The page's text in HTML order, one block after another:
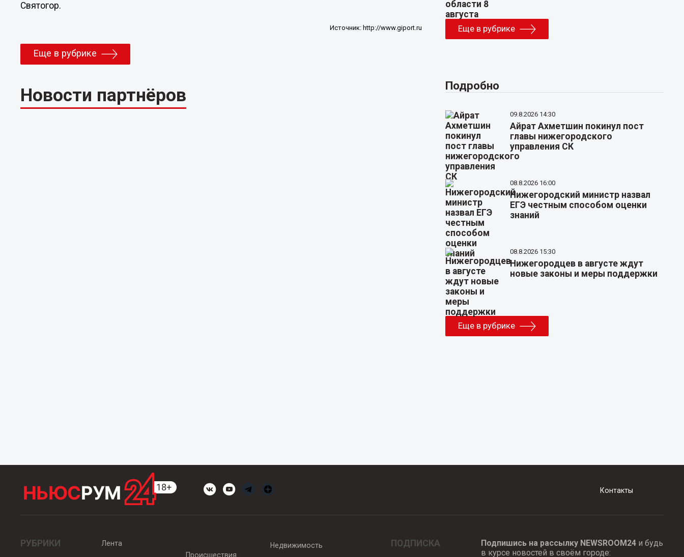
Святогор.
Источник: http://www.giport.ru
Еще в рубрике
Новости партнёров
Еще в рубрике
Подробно
09.8.2026 14:30
Айрат Ахметшин покинул пост
главы нижегородского
управления СК
08.8.2026 16:00
Нижегородский министр назвал
ЕГЭ честным способом оценки
знаний
08.8.2026 15:30
Нижегородцев в августе ждут
новые законы и меры поддержки
Еще в рубрике
Контакты
РУБРИКИ
Лента
Происшествия
Недвижимость ПОДПИСКА Подпишись на рассылку NEWSROOM24и будь
в курсе новостей в своём городе: